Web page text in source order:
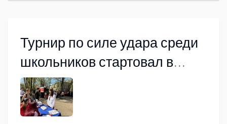
Турнир по силе удара среди
школьников стартовал в
Люберцах